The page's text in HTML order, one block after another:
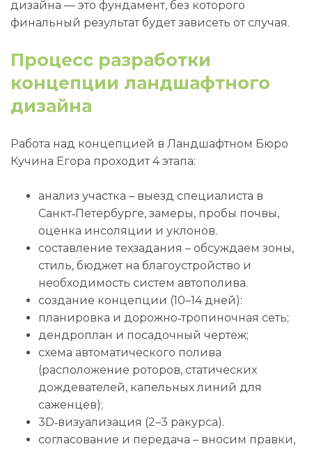
дизайна — это фундамент, без которого
финальный результат будет зависеть от случая.
Процесс разработки
концепции ландшафтного
дизайна
Работа над концепцией в Ландшафтном Бюро
Кучина Егора проходит 4 этапа:
анализ участка – выезд специалиста в
Санкт‑Петербурге, замеры, пробы почвы,
оценка инсоляции и уклонов.
составление техзадания – обсуждаем зоны,
стиль, бюджет на благоустройство и
необходимость систем автополива.
создание концепции (10–14 дней):
планировка и дорожно‑тропиночная сеть;
дендроплан и посадочный чертёж;
схема автоматического полива
(расположение роторов, статических
дождевателей, капельных линий для
саженцев);
3D‑визуализация (2–3 ракурса).
согласование и передача – вносим правки,